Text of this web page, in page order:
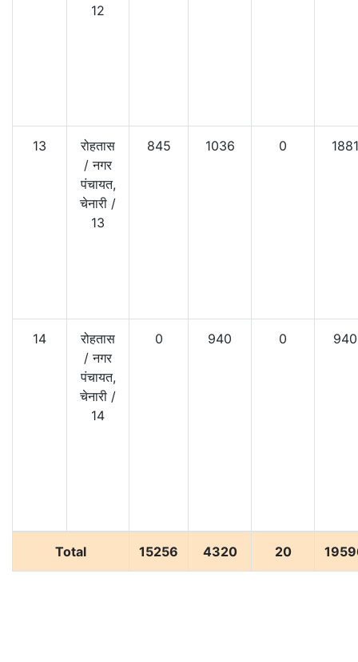
12
13
रोहतास
/नगर
पंचायत,
चेनारी /
13
845 1036 0 1881
14
रोहतास
/नगर
पंचायत,
चेनारी /
14
0 940 0 940
Total 15256 4320 20